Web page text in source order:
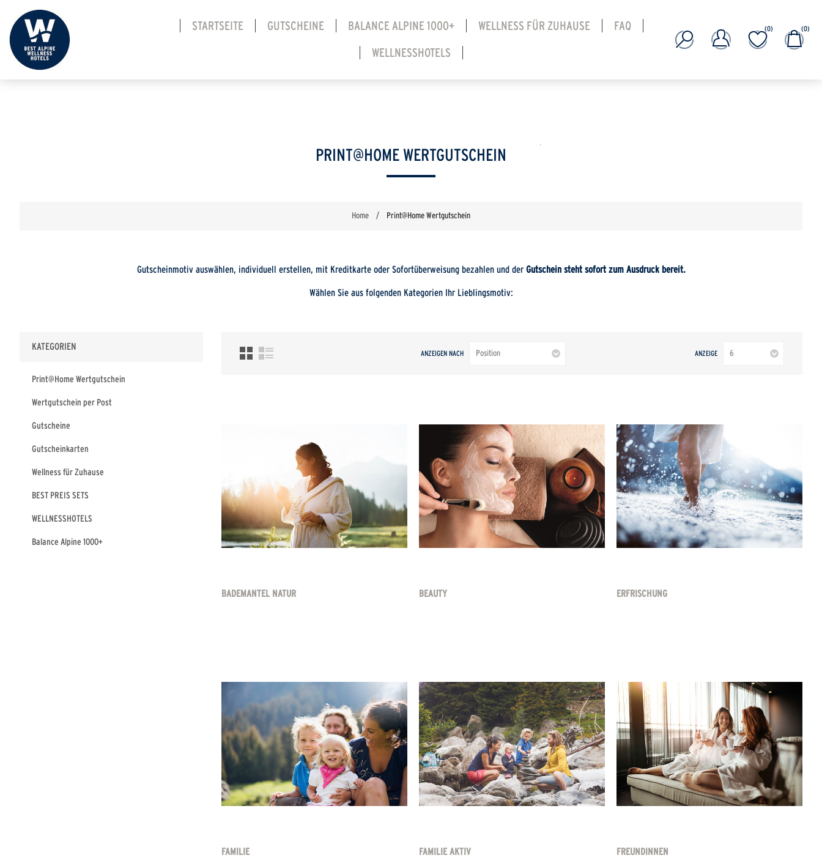
STARTSEITE GUTSCHEINE BALANCE ALPINE 1000+ WELLNESS FÜR ZUHAUSE FAQ
WELLNESSHOTELS
(0) (0)
Home / Print@Home Wertgutschein
PRINT@HOME WERTGUTSCHEIN
Gutscheinmotiv auswählen, individuell erstellen, mit Kreditkarte oder Sofortüberweisung bezahlen und der Gutschein steht sofort zum Ausdruck bereit.
Wählen Sie aus folgenden Kategorien Ihr Lieblingsmotiv:
ANZEIGEN NACH ANZEIGE
BADEMANTEL NATUR BEAUTY ERFRISCHUNG
FAMILIE FAMILIE AKTIV FREUNDINNEN
KATEGORIEN
Print@Home Wertgutschein
Wertgutschein per Post
Gutscheine
Gutscheinkarten
Wellness für Zuhause
BEST PREIS SETS
WELLNESSHOTELS
Balance Alpine 1000+